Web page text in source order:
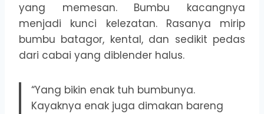
yang memesan. Bumbu kacangnya
menjadi kunci kelezatan. Rasanya mirip
bumbu batagor, kental, dan sedikit pedas
dari cabai yang diblender halus.
“Yang bikin enak tuh bumbunya.
Kayaknya enak juga dimakan bareng